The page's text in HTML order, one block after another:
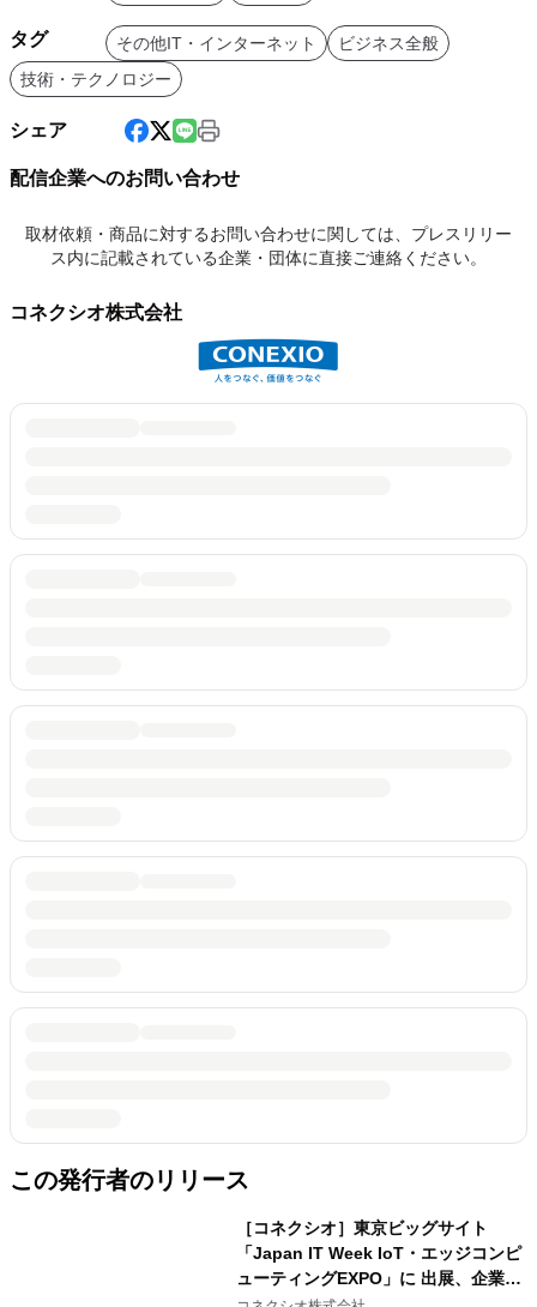
タグ その他IT・インターネット
ビジネス全般
技術・テクノロジー
シェア
配信企業へのお問い合わせ
取材依頼・商品に対するお問い合わせに関しては、プレスリリー
ス内に記載されている企業・団体に直接ご連絡ください。
コネクシオ株式会社
この発行者のリリース
［コネクシオ］東京ビッグサイト
「Japan IT Week IoT・エッジコンピ
ューティングEXPO」に 出展、企業の